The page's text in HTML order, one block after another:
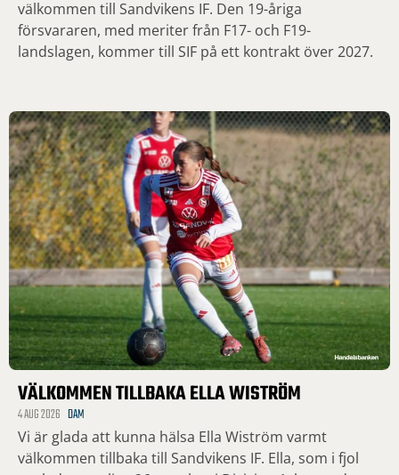
välkommen till Sandvikens IF. Den 19-åriga
försvararen, med meriter från F17- och F19-
landslagen, kommer till SIF på ett kontrakt över 2027.
VÄLKOMMEN TILLBAKA ELLA WISTRÖM
4 AUG 2026 DAM
Vi är glada att kunna hälsa Ella Wiström varmt
välkommen tillbaka till Sandvikens IF. Ella, som i fjol